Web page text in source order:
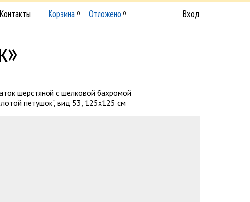
Контакты Корзина 0 Отложено 0 Вход
шерстяной с шелковой бахромой
петушок", вид 53, 125х125 см